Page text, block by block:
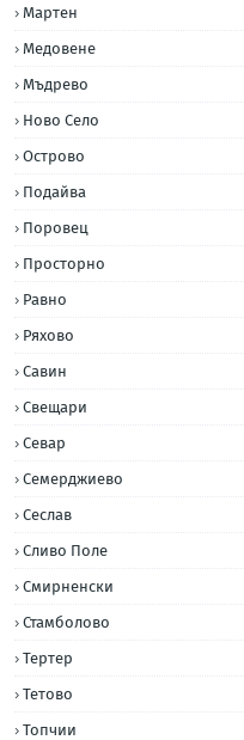
Мартен
Медовене
Мъдрево
Ново Село
Острово
Подайва
Поровец
Просторно
Равно
Ряхово
Савин
Свещари
Севар
Семерджиево
Сеслав
Сливо Поле
Смирненски
Стамболово
Тертер
Тетово
Топчии